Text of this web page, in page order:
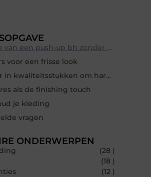
De magie van een push-up bh zonder beugel
voor een frisse look
Investeer in kwaliteitsstukken om harde tepels te verbergen
als de finishing touch
je kleding
vragen
ONDERWERPEN
(28 )
(18 )
(12 )